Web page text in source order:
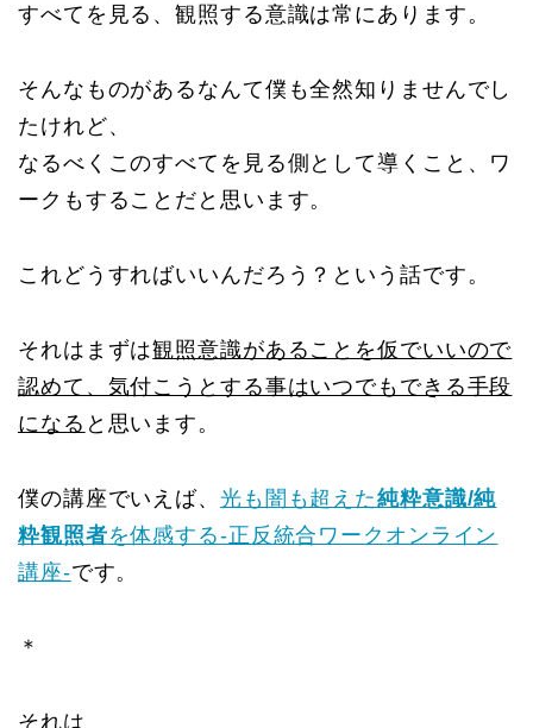
すべてを見る、観照する意識は常にあります。
そんなものがあるなんて僕も全然知りませんでし
たけれど、
なるべくこのすべてを見る側として導くこと、ワ
ークもすることだと思います。
これどうすればいいんだろう？という話です。
それはまずは観照意識があることを仮でいいので
認めて、気付こうとする事はいつでもできる手段
になる と思います。
僕の講座でいえば、 光も闇も超えた純粋意識/純
粋観照者を体感する-正反統合ワークオンライン
講座-です。
＊
それは